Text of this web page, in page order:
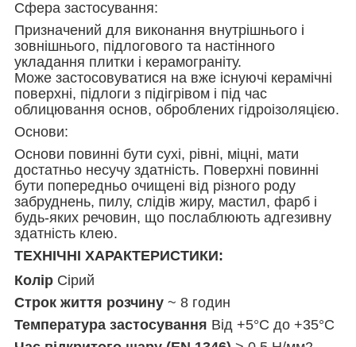
Сфера застосування:
Призначений для виконання внутрішнього і
зовнішнього, підлогового та настінного
укладання плитки і керамограніту.
Може застосовуватися на вже існуючі керамічні
поверхні, підлоги з підігрівом і під час
облицювання основ, оброблених гідроізоляцією.
Основи:
Основи повинні бути сухі, рівні, міцні, мати
достатньо несучу здатність. Поверхні повинні
бути попередньо очищені від різного роду
забруднень, пилу, слідів жиру, мастил, фарб і
будь-яких речовин, що послаблюють адгезивну
здатність клею.
ТЕХНІЧНІ ХАРАКТЕРИСТИКИ:
Колір Сірий
Строк життя розчину ~ 8 годин
Температура застосування Від +5°C до +35°C